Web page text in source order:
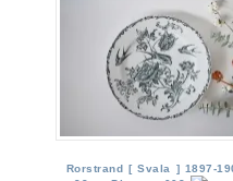
Rorstrand [ Svala ] 1897-